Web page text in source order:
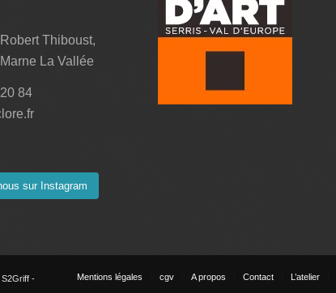
Thiboust,
La Vallée
84
sur Instagram
- Mentions légales cgv A propos Contact L’atelier